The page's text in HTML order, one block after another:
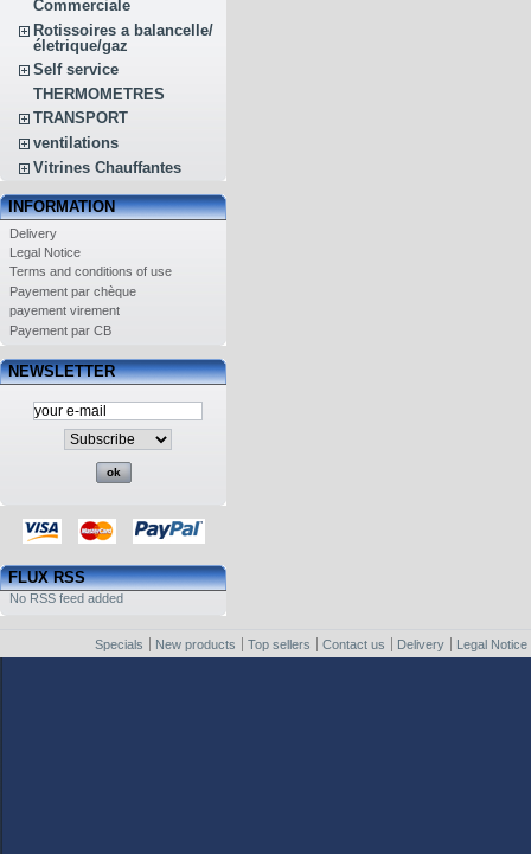
Commerciale
Rotissoires a balancelle/
életrique/gaz
Self service
THERMOMETRES
TRANSPORT
ventilations
Vitrines Chauffantes
INFORMATION
Delivery
Legal Notice
Terms and conditions of use
Payement par chèque
payement virement
Payement par CB
NEWSLETTER
FLUX RSS
No RSS feed added
Specials New products Top sellers Contact us Delivery Legal Notice